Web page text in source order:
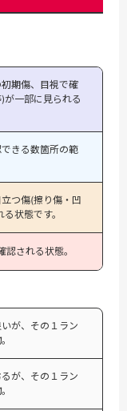
期傷、目視で確
が一部に見られる
きる数箇所の範
つ傷(擦り傷・凹
状態です。
される状態。
が、その１ラン
が、その１ラン